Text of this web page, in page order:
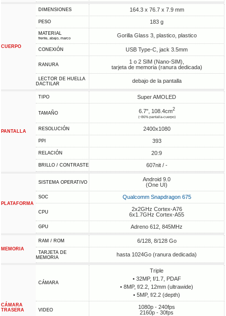
CUERPO
DIMENSIONES 164.3 x 76.7 x 7.9 mm
PESO 183 g
MATERIAL
frente, abajo, marco Gorilla Glass 3, plastico, plastico
CONEXIÓN USB Type-C, jack 3.5mm
RANURA
1 o 2 SIM (Nano-SIM),
tarjeta de memoria (ranura dedicada)
LECTOR DE HUELLA
DACTILAR
debajo de la pantalla
PANTALLA
TIPO Super AMOLED
TAMAÑO 6.7", 108.4cm2
(~86% pantalla-cuerpo)
RESOLUCIÓN 2400x1080
PPI 393
RELACIÓN 20:9
BRILLO / CONTRASTE 607nit / -
PLATAFORMA
SISTEMA OPERATIVO
Android 9.0
(One UI)
SOC Qualcomm Snapdragon 675
CPU
2x2GHz Cortex-A76
6x1.7GHz Cortex-A55
GPU Adreno 612, 845MHz
MEMORIA
RAM / ROM 6/128, 8/128 Go
TARJETA DE
MEMORIA
hasta 1024Go (ranura dedicada)
CÁMARA
TRASERA
CÁMARA
Triple
• 32MP, f/1.7, PDAF
• 8MP, f/2.2, 12mm (ultrawide)
• 5MP, f/2.2 (depth)
VIDEO
1080p - 240fps
2160p - 30fps